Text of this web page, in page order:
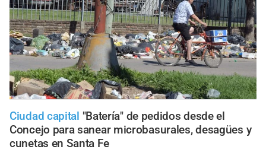
Ciudad capital "Batería" de pedidos desde el
Concejo para sanear microbasurales, desagües y
cunetas en Santa Fe